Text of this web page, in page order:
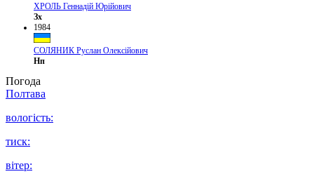
ХРОЛЬ Геннадій Юрійович
Зх
1984
СОЛЯНИК Руслан Олексійович
Нп
Погода
Полтава
вологість:
тиск:
вітер: